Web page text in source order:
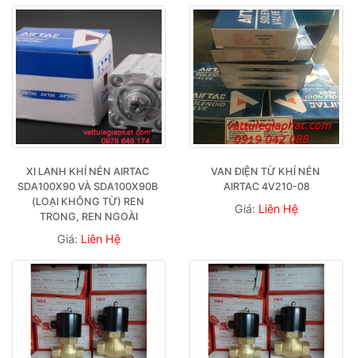
XI LANH KHÍ NÉN AIRTAC
SDA100X90 VÀ SDA100X90B
(LOẠI KHÔNG TỪ) REN
TRONG, REN NGOÀI
Giá: Liên Hệ
VAN ĐIỆN TỪ KHÍ NÉN
AIRTAC 4V210-08
Giá: Liên Hệ